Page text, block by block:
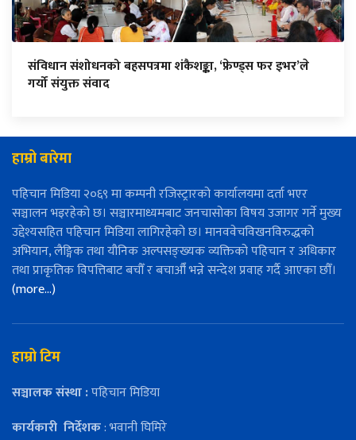
संविधान संशोधनको बहसपत्रमा शंकैशङ्का, ‘फ्रेण्ड्स फर इभर’ले
गर्यो संयुक्त संवाद
हाम्रो बारेमा
पहिचान मिडिया २०६९ मा कम्पनी रजिस्ट्रारको कार्यालयमा दर्ता भएर
सञ्चालन भइरहेको छ। सञ्चारमाध्यमबाट जनचासोका विषय उजागर गर्ने मुख्य
उद्देश्यसहित पहिचान मिडिया लागिरहेको छ। मानववेचविखनविरुद्धको
अभियान, लैङ्गिक तथा यौनिक अल्पसङ्ख्यक व्यक्तिको पहिचान र अधिकार
तथा प्राकृतिक विपत्तिबाट बचौँ र बचाऔँ भन्ने सन्देश प्रवाह गर्दै आएका छौँ।
(more…)
हाम्रो टिम
सञ्चालक संस्था :पहिचान मिडिया
कार्यकारी निर्देशक: भवानी घिमिरे